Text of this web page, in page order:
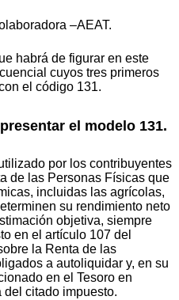
–AEAT.
habrá de figurar en este
cuyos tres primeros
el código 131.
el modelo 131.
por los contribuyentes
de las Personas Físicas que
incluidas las agrícolas,
su rendimiento neto
objetiva, siempre
en el artículo 107 del
la Renta de las
a autoliquidar y, en su
en el Tesoro en
citado impuesto.